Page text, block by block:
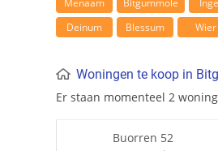
Deinum
Blessum Wier
Woningen te koop in
Er staan momenteel 2
Buorren 52